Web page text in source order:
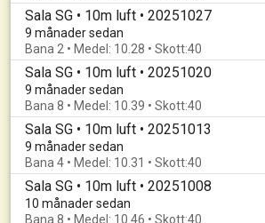
Sala SG • 10m luft • 20251027
9 månader sedan
Bana 2 • Medel: 10.28 • Skott:40
Sala SG • 10m luft • 20251020
9 månader sedan
Bana 8 • Medel: 10.39 • Skott:40
Sala SG • 10m luft • 20251013
9 månader sedan
Bana 4 • Medel: 10.31 • Skott:40
Sala SG • 10m luft • 20251008
10 månader sedan
Bana 8 • Medel: 10.46 • Skott:40